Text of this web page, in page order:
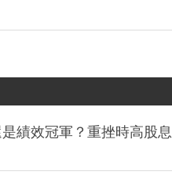
績效冠軍？重挫時高股息